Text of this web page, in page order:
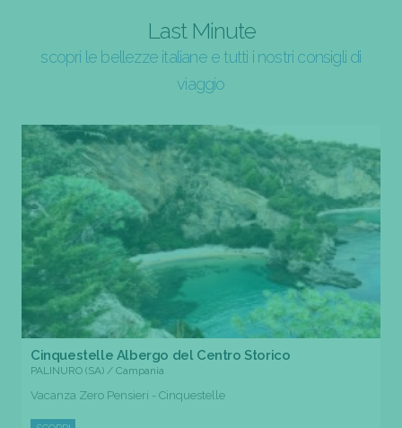
Last Minute
scopri le bellezze italiane e tutti i nostri consigli di
viaggio
Cinquestelle Albergo del Centro Storico
PALINURO (SA) / Campania
Vacanza Zero Pensieri - Cinquestelle